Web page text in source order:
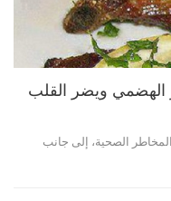
الهضمي ويضر القلب
الصحية، إلى جانب